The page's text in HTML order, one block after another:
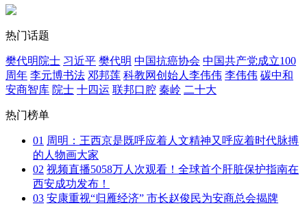
热门话题
樊代明院士 习近平 樊代明 中国抗癌协会 中国共产党成立100
周年 李元博书法 邓邦莲 科教网创始人李伟伟 李伟伟 碳中和
安商智库 院士 十四运 联邦口腔 秦岭 二十大
热门榜单
01 周明：王西京是既呼应着人文精神又呼应着时代脉搏
的人物画大家
02 视频直播5058万人次观看！全球首个肝脏保护指南在
西安成功发布！
03 安康重视“归雁经济” 市长赵俊民为安商总会揭牌